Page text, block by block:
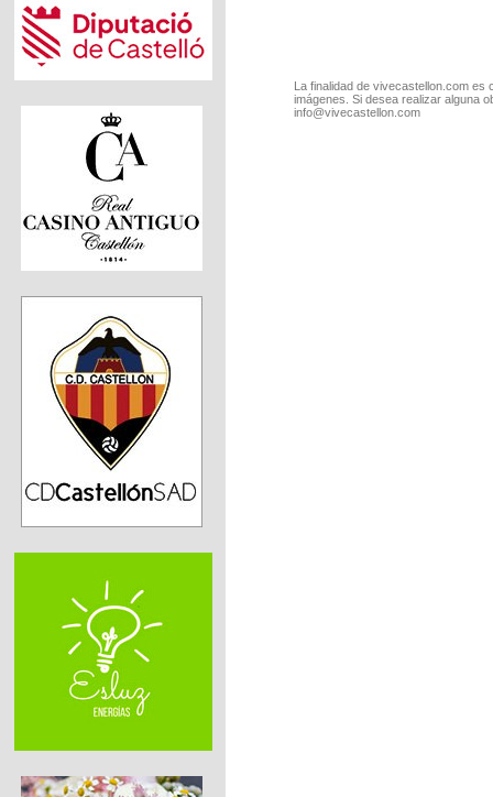
La finalidad de vivecastellon.com
imágenes. Si desea realizar alguna
info@vivecastellon.com